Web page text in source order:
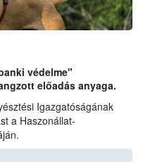
védelme"
előadás anyaga.
Igazgatóságának
a Haszonállat-